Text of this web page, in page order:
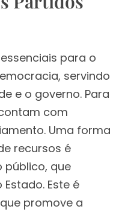
para o
servindo
e o governo. Para
com
Uma forma
recursos é
público, que
Este é
promove a